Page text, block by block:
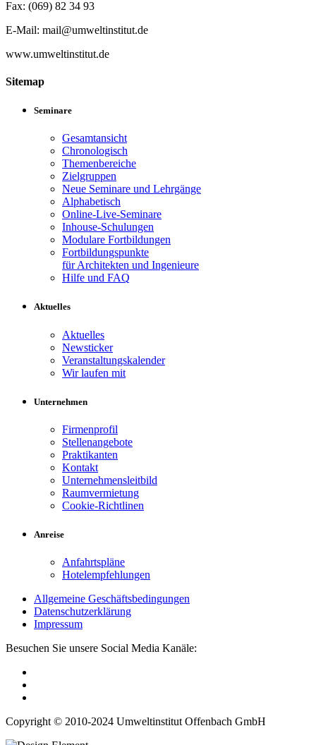
Fax: (069) 82 34 93
E-Mail: mail@umweltinstitut.de
www.umweltinstitut.de
Sitemap
Seminare
Gesamtansicht
Chronologisch
Themenbereiche
Zielgruppen
Neue Seminare und Lehrgänge
Alphabetisch
Online-Live-Seminare
Inhouse-Schulungen
Modulare Fortbildungen
Fortbildungspunkte
für Architekten und Ingenieure
Hilfe und FAQ
Aktuelles
Aktuelles
Newsticker
Veranstaltungskalender
Wir laufen mit
Unternehmen
Firmenprofil
Stellenangebote
Praktikanten
Kontakt
Unternehmensleitbild
Raumvermietung
Cookie-Richtlinen
Anreise
Anfahrtspläne
Hotelempfehlungen
Allgemeine Geschäftsbedingungen
Datenschutzerklärung
Impressum
Besuchen Sie unsere Social Media Kanäle:
Copyright © 2010-2024 Umweltinstitut Offenbach GmbH